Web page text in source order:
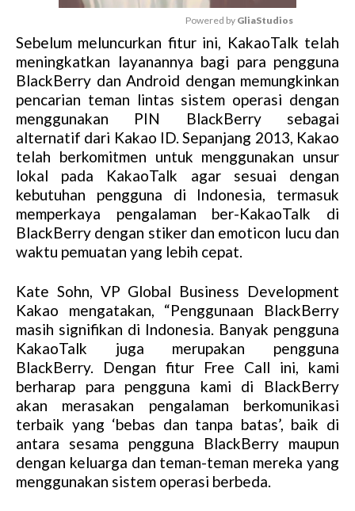
M
u
t
e
Powered by GliaStudios
Sebelum meluncurkan fitur ini, KakaoTalk telah
meningkatkan layanannya bagi para pengguna
BlackBerry dan Android dengan memungkinkan
pencarian teman lintas sistem operasi dengan
menggunakan PIN BlackBerry sebagai
alternatif dari Kakao ID. Sepanjang 2013, Kakao
telah berkomitmen untuk menggunakan unsur
lokal pada KakaoTalk agar sesuai dengan
kebutuhan pengguna di Indonesia, termasuk
memperkaya pengalaman ber-KakaoTalk di
BlackBerry dengan stiker dan emoticon lucu dan
waktu pemuatan yang lebih cepat.
Kate Sohn, VP Global Business Development
Kakao mengatakan, “Penggunaan BlackBerry
masih signifikan di Indonesia. Banyak pengguna
KakaoTalk juga merupakan pengguna
BlackBerry. Dengan fitur Free Call ini, kami
berharap para pengguna kami di BlackBerry
akan merasakan pengalaman berkomunikasi
terbaik yang ‘bebas dan tanpa batas’, baik di
antara sesama pengguna BlackBerry maupun
dengan keluarga dan teman-teman mereka yang
menggunakan sistem operasi berbeda.